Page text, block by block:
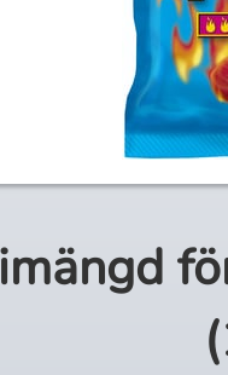
(